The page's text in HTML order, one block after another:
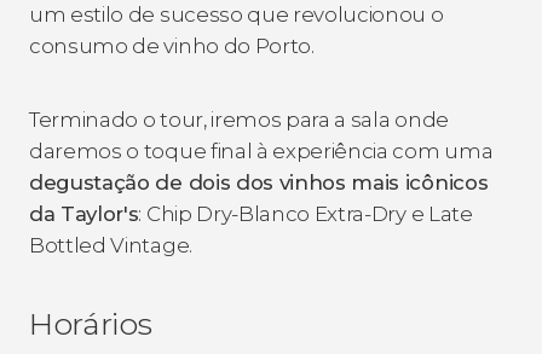
um estilo de sucesso que revolucionou o
consumo de vinho do Porto.
Terminado o tour, iremos para a sala onde
daremos o toque final à experiência com uma
degustação de dois dos vinhos mais icônicos
da Taylor's: Chip Dry-Blanco Extra-Dry e Late
Bottled Vintage.
Horários